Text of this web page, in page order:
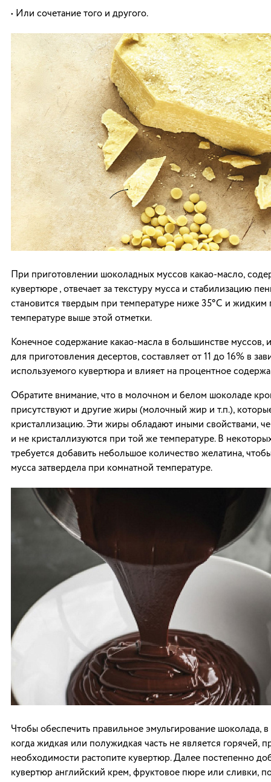
• Или сочетание того и другого.
При приготовлении шоколадных муссов какао-масло,
кувертюре , отвечает за текстуру мусса и стабилизацию
становится твердым при температуре ниже 35°C и жидким
температуре выше этой отметки.
Конечное содержание какао-масла в большинстве муссов,
для приготовления десертов, составляет от 11 до 16% в
используемого кувертюра и влияет на процентное
Обратите внимание, что в молочном и белом шоколаде
присутствуют и другие жиры (молочный жир и т.п.),
кристаллизацию. Эти жиры обладают иными свойствами,
и не кристаллизуются при той же температуре. В
требуется добавить небольшое количество желатина,
мусса затвердела при комнатной температуре.
Чтобы обеспечить правильное эмульгирование шоколада, в
когда жидкая или полужидкая часть не является горячей,
необходимости растопите кувертюр. Далее постепенно
кувертюр английский крем, фруктовое пюре или сливки,